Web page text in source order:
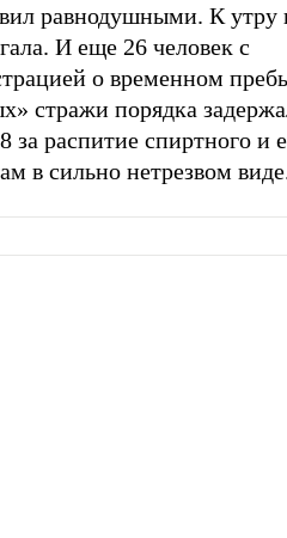
равнодушными. К утру
И еще 26 человек с
о временном
стражи порядка
за распитие спиртного и
в сильно нетрезвом